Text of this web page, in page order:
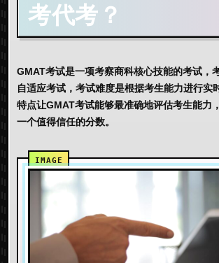
考代考？
GMAT考试是一项考察商科核心技能的考试，
自适应考试，考试难度是根据考生能力进行实
特点让GMAT考试能够最准确地评估考生能力
一个值得信任的分数。